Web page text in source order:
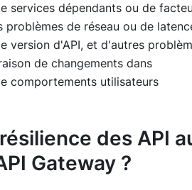
services dépendants ou de
problèmes de réseau ou de
version d'API, et d'autres
de changements dans
comportements utilisateurs
des API
Gateway ?